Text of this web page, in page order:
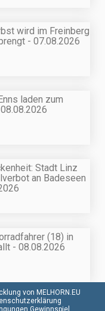
wird im Freinberg
- 07.08.2026
laden zum
Stadt Linz
an Badeseen
(18) in
- 08.08.2026
von MELHORN.EU
Gewinnspiel